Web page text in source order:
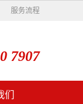
服务流程
7907
们